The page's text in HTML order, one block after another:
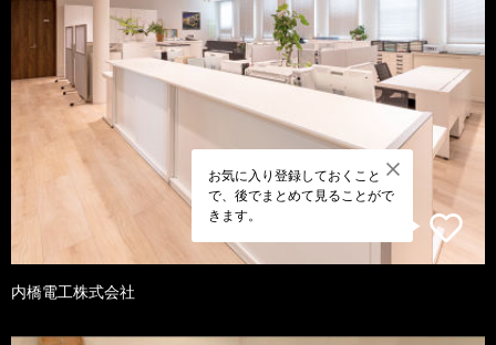
お気に入り登録しておくこと
で、後でまとめて見ることがで
きます。
内橋電工株式会社